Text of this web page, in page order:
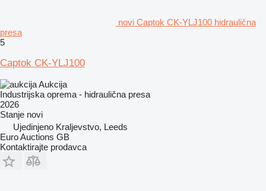
novi Captok CK-YLJ100 hidraulična
presa
5
Captok CK-YLJ100
Aukcija
Industrijska oprema - hidraulična presa
2026
Stanje novi
Ujedinjeno Kraljevstvo, Leeds
Euro Auctions GB
Kontaktirajte prodavca